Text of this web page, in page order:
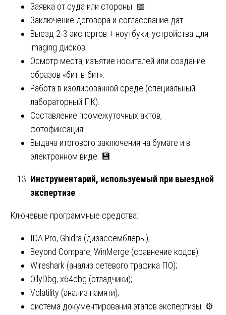
Заявка от суда или стороны. 📅
Заключение договора и согласование дат.
Выезд 2-3 экспертов + ноутбуки, устройства для
imaging дисков.
Осмотр места, изъятие носителей или создание
образов «бит-в-бит».
Работа в изолированной среде (специальный
лабораторный ПК).
Составление промежуточных актов,
фотофиксация.
Выдача итогового заключения на бумаге и в
электронном виде. 💾
Инструментарий, используемый при выездной
экспертизе
Ключевые программные средства:
IDA Pro, Ghidra (дизассемблеры);
Beyond Compare, WinMerge (сравнение кодов);
Wireshark (анализ сетевого трафика ПО);
OllyDbg, x64dbg (отладчики);
Volatility (анализ памяти);
система документирования этапов экспертизы. ⚙️